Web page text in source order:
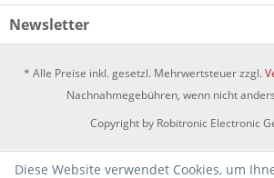
Newsletter
* Alle Preise inkl. gesetzl. Mehrwertsteuer zzgl.
Nachnahmegebühren, wenn nicht
Copyright by Robitronic Electronic
Diese Website verwendet Cookies, um